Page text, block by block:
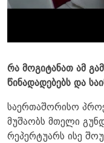
რა მოგიტანათ ამ
წინადადებებს და
საერთაშორისო
მუშაობს მთელი
რეპერტუარს ისე